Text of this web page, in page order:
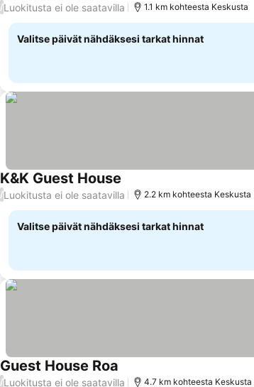
/Luokitusta ei ole saatavilla 1.1 km kohteesta Keskusta
Valitse päivät nähdäksesi tarkat hinnat
K&K Guest House
/Luokitusta ei ole saatavilla 2.2 km kohteesta Keskusta
Valitse päivät nähdäksesi tarkat hinnat
Guest House Roa
/Luokitusta ei ole saatavilla 4.7 km kohteesta Keskusta